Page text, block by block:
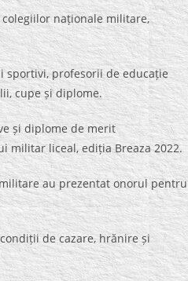
naționale militare,
profesorii de educație
cupe și diplome.
și diplome de merit
militar liceal, ediția Breaza 2022.
au prezentat onorul pentru
de cazare, hrănire și